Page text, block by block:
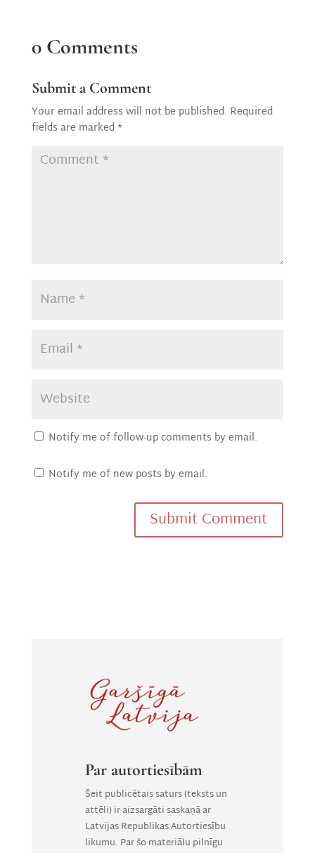
0 Comments
Submit a Comment
Your email address will not be published. Required
fields are marked *
Notify me of follow-up comments by email.
Notify me of new posts by email.
Submit Comment
Par autortiesībām
Šeit publicētais saturs (teksts un
attēli) ir aizsargāti saskaņā ar
Latvijas Republikas Autortiesību
likumu. Par šo materiālu pilnīgu